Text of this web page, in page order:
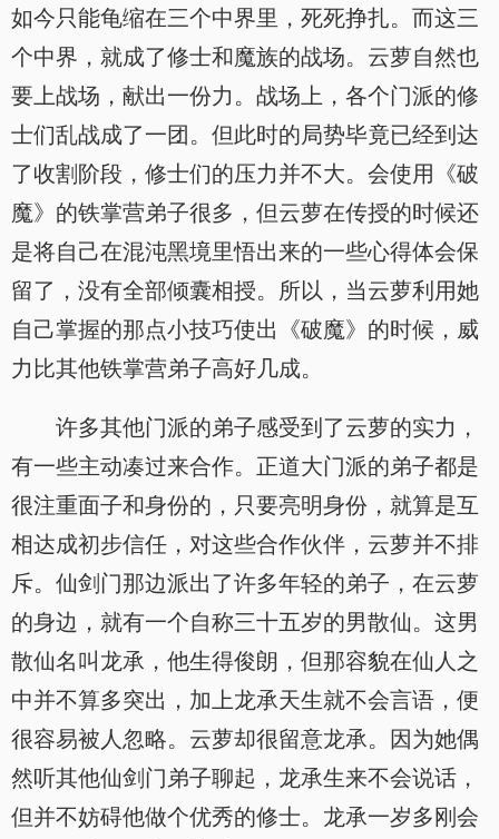
如今只能龟缩在三个中界里，死死挣扎。而这三
个中界，就成了修士和魔族的战场。云萝自然也
要上战场，献出一份力。战场上，各个门派的修
士们乱战成了一团。但此时的局势毕竟已经到达
了收割阶段，修士们的压力并不大。会使用《破
魔》的铁掌营弟子很多，但云萝在传授的时候还
是将自己在混沌黑境里悟出来的一些心得体会保
留了，没有全部倾囊相授。所以，当云萝利用她
自己掌握的那点小技巧使出《破魔》的时候，威
力比其他铁掌营弟子高好几成。
许多其他门派的弟子感受到了云萝的实力，
有一些主动凑过来合作。正道大门派的弟子都是
很注重面子和身份的，只要亮明身份，就算是互
相达成初步信任，对这些合作伙伴，云萝并不排
斥。仙剑门那边派出了许多年轻的弟子，在云萝
的身边，就有一个自称三十五岁的男散仙。这男
散仙名叫龙承，他生得俊朗，但那容貌在仙人之
中并不算多突出，加上龙承天生就不会言语，便
很容易被人忽略。云萝却很留意龙承。因为她偶
然听其他仙剑门弟子聊起，龙承生来不会说话，
但并不妨碍他做个优秀的修士。龙承一岁多刚会